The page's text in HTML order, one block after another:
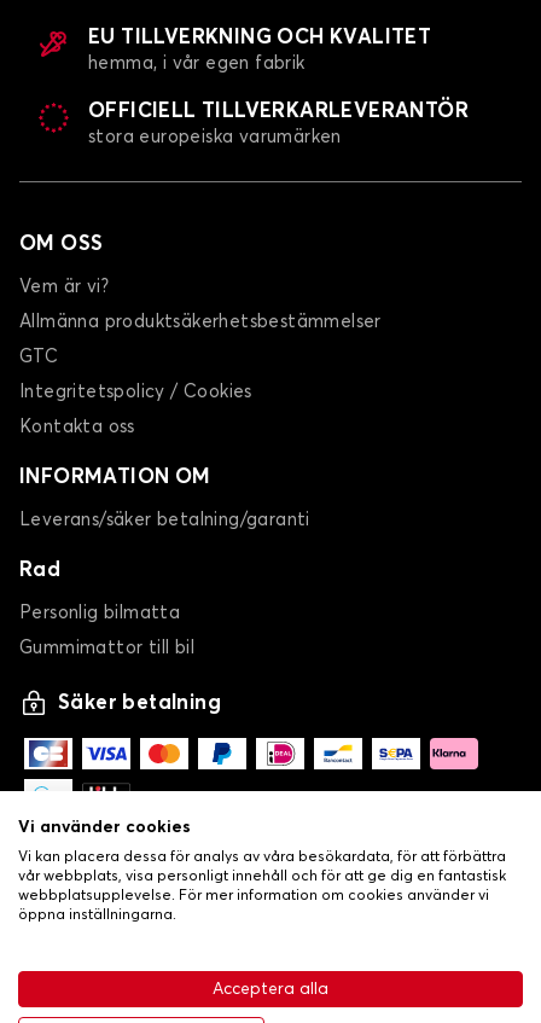
EU TILLVERKNING OCH KVALITET
hemma, i vår egen fabrik
OFFICIELL TILLVERKARLEVERANTÖR
stora europeiska varumärken
OM OSS
Vem är vi?
Allmänna produktsäkerhetsbestämmelser
GTC
Integritetspolicy / Cookies
Kontakta oss
INFORMATION OM
Leverans/säker betalning/garanti
Rad
Personlig bilmatta
Gummimattor till bil
Säker betalning
© Copyright 2026 Lovecar-Allmänna försäljningsvillkor•
Integritets- och cookiepolicy•Livraison
Vi använder cookies
Vi kan placera dessa för analys av våra besökardata, för att förbättra
vår webbplats, visa personligt innehåll och för att ge dig en fantastisk
webbplatsupplevelse. För mer information om cookies använder vi
öppna inställningarna.
Acceptera alla